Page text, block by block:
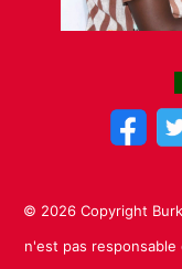
© 2026 Copyright
n'est pas